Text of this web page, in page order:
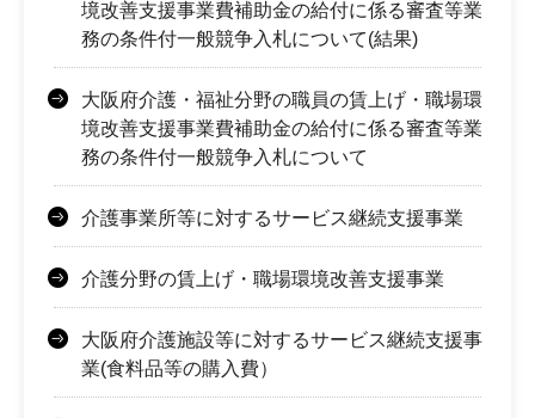
境改善支援事業費補助金の給付に係る審査等業
務の条件付一般競争入札について(結果)
大阪府介護・福祉分野の職員の賃上げ・職場環
境改善支援事業費補助金の給付に係る審査等業
務の条件付一般競争入札について
介護事業所等に対するサービス継続支援事業
介護分野の賃上げ・職場環境改善支援事業
大阪府介護施設等に対するサービス継続支援事
業(食料品等の購入費）